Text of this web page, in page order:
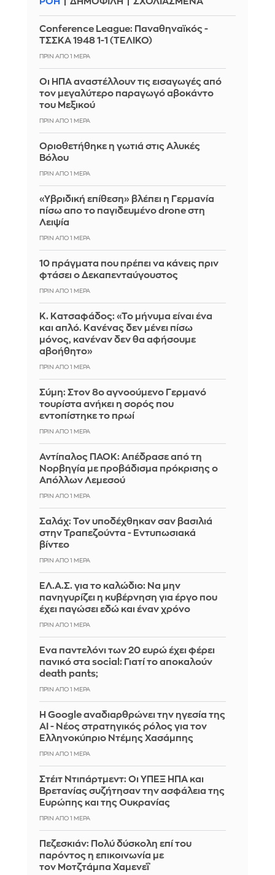
Conference League: Παναθηναϊκός -
ΤΣΣΚΑ 1948 1-1 (ΤΕΛΙΚΟ)
ΠΡΙΝ ΑΠΌ 1 ΜΈΡΑ
Οι ΗΠΑ αναστέλλουν τις εισαγωγές από
τον μεγαλύτερο παραγωγό αβοκάντο
του Μεξικού
ΠΡΙΝ ΑΠΌ 1 ΜΈΡΑ
Οριοθετήθηκε η γωτιά στις Αλυκές
Βόλου
ΠΡΙΝ ΑΠΌ 1 ΜΈΡΑ
«Υβριδική επίθεση» βλέπει η Γερμανία
πίσω απο το παγιδευμένο drone στη
Λειψία
ΠΡΙΝ ΑΠΌ 1 ΜΈΡΑ
10 πράγματα που πρέπει να κάνεις πριν
φτάσει ο Δεκαπενταύγουστος
ΠΡΙΝ ΑΠΌ 1 ΜΈΡΑ
Κ. Κατσαφάδος: «Το μήνυμα είναι ένα
και απλό. Κανένας δεν μένει πίσω
μόνος, κανέναν δεν θα αφήσουμε
αβοήθητο»
ΠΡΙΝ ΑΠΌ 1 ΜΈΡΑ
Σύμη: Στον 8ο αγνοούμενο Γερμανό
τουρίστα ανήκει η σορός που
εντοπίστηκε το πρωί
ΠΡΙΝ ΑΠΌ 1 ΜΈΡΑ
Αντίπαλος ΠΑΟΚ: Απέδρασε από τη
Νορβηγία με προβάδισμα πρόκρισης ο
Απόλλων Λεμεσού
ΠΡΙΝ ΑΠΌ 1 ΜΈΡΑ
Σαλάχ: Τον υποδέχθηκαν σαν βασιλιά
στην Τραπεζούντα - Εντυπωσιακά
βίντεο
ΠΡΙΝ ΑΠΌ 1 ΜΈΡΑ
ΕΛ.Α.Σ. για το καλώδιο: Να μην
πανηγυρίζει η κυβέρνηση για έργο που
έχει παγώσει εδώ και έναν χρόνο
ΠΡΙΝ ΑΠΌ 1 ΜΈΡΑ
Ένα παντελόνι των 20 ευρώ έχει φέρει
πανικό στα social: Γιατί το αποκαλούν
death pants;
ΠΡΙΝ ΑΠΌ 1 ΜΈΡΑ
Η Google αναδιαρθρώνει την ηγεσία της
AI - Νέος στρατηγικός ρόλος για τον
Ελληνοκύπριο Ντέμης Χασάμπης
ΠΡΙΝ ΑΠΌ 1 ΜΈΡΑ
Στέιτ Ντιπάρτμεντ: Οι ΥΠΕΞ ΗΠΑ και
Βρετανίας συζήτησαν την ασφάλεια της
Ευρώπης και της Ουκρανίας
ΠΡΙΝ ΑΠΌ 1 ΜΈΡΑ
Πεζεσκιάν: Πολύ δύσκολη επί του
παρόντος η επικοινωνία με
τον Μοτζτάμπα Χαμενεΐ